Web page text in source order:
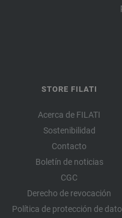
STORE FILATI
Acerca de FILATI
Sostenibilidad
Contacto
Boletín de noticias
CGC
Derecho de revocación
Política de protección de